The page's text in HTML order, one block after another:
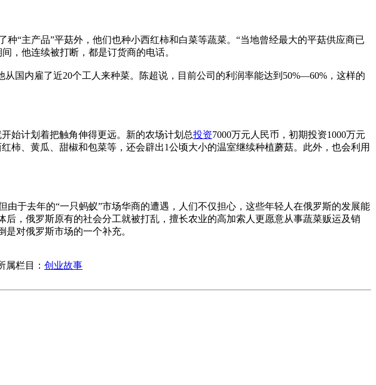
“主产品”平菇外，他们也种小西红柿和白菜等蔬菜。“当地曾经最大的平菇供应商已
，他连续被打断，都是订货商的电话。
国内雇了近20个工人来种菜。陈超说，目前公司的利润率能达到50%—60%，这样的
始计划着把触角伸得更远。新的农场计划总投资7000万元人民币，初期投资1000万元
柿、黄瓜、甜椒和包菜等，还会辟出1公顷大小的温室继续种植蘑菇。此外，也会利用
去年的“一只蚂蚁”市场华商的遭遇，人们不仅担心，这些年轻人在俄罗斯的发展能
，俄罗斯原有的社会分工就被打乱，擅长农业的高加索人更愿意从事蔬菜贩运及销
对俄罗斯市场的一个补充。
属栏目： 创业故事